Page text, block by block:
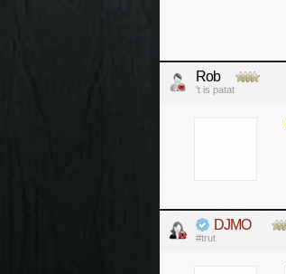
Rob
't is patat
DJMO
#trut